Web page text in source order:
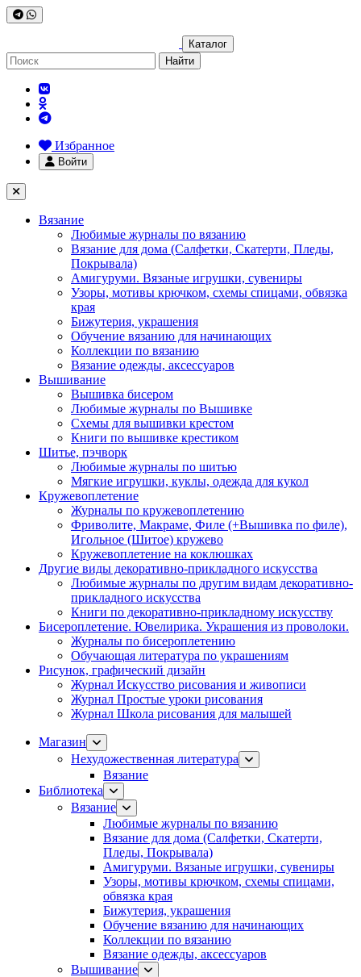
Каталог
Найти
Избранное
Войти
Вязание
Любимые журналы по вязанию
Вязание для дома (Салфетки, Скатерти, Пледы,
Покрывала)
Амигуруми. Вязаные игрушки, сувениры
Узоры, мотивы крючком, схемы спицами, обвязка
края
Бижутерия, украшения
Обучение вязанию для начинающих
Коллекции по вязанию
Вязание одежды, аксессуаров
Вышивание
Вышивка бисером
Любимые журналы по Вышивке
Схемы для вышивки крестом
Книги по вышивке крестиком
Шитье, пэчворк
Любимые журналы по шитью
Мягкие игрушки, куклы, одежда для кукол
Кружевоплетение
Журналы по кружевоплетению
Фриволите, Макраме, Филе (+Вышивка по филе),
Игольное (Шитое) кружево
Кружевоплетение на коклюшках
Другие виды декоративно-прикладного искусства
Любимые журналы по другим видам декоративно-
прикладного искусства
Книги по декоративно-прикладному искусству
Бисероплетение. Ювелирика. Украшения из проволоки.
Журналы по бисероплетению
Обучающая литература по украшениям
Рисунок, графический дизайн
Журнал Искусство рисования и живописи
Журнал Простые уроки рисования
Журнал Школа рисования для малышей
Магазин
Нехудожественная литература
Вязание
Библиотека
Вязание
Любимые журналы по вязанию
Вязание для дома (Салфетки, Скатерти,
Пледы, Покрывала)
Амигуруми. Вязаные игрушки, сувениры
Узоры, мотивы крючком, схемы спицами,
обвязка края
Бижутерия, украшения
Обучение вязанию для начинающих
Коллекции по вязанию
Вязание одежды, аксессуаров
Вышивание